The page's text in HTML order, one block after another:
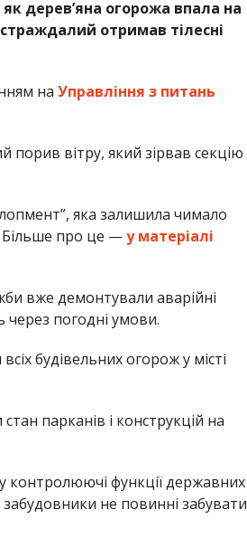
дерев’яна огорожа впала на
отримав тілесні
на Управління з питань
вітру, який зірвав секцію
яка залишила чимало
Більше про це —у матеріалі
вже демонтували аварійні
через погодні умови.
будівельних огорож у місті
парканів і конструкцій на
контролюючі функції державних
не повинні забувати